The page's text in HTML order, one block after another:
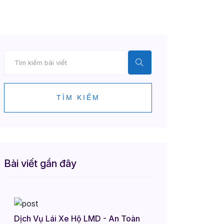
TÌM KIẾM
Bài viết gần đây
Dịch Vụ Lái Xe Hộ LMD - An Toàn